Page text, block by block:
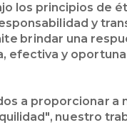
los principios de
y
brindar una
efectiva y
a proporcionar a
nuestro